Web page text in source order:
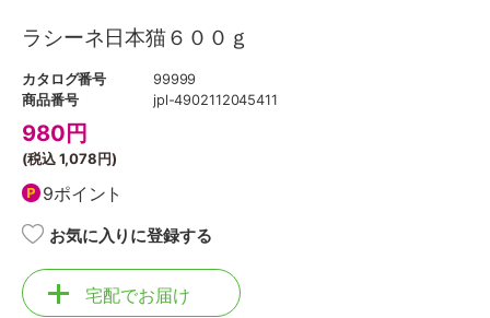
ラシーネ日本猫６００ｇ
カタログ番号
99999
商品番号
jpl-4902112045411
980 円
(税込1,078円)
9ポイント
お気に入りに登録する
宅配でお届け